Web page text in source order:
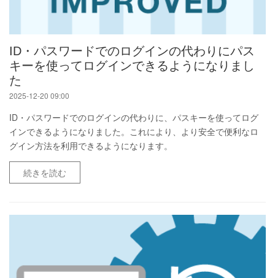
ID・パスワードでのログインの代わりにパス
キーを使ってログインできるようになりまし
た
2025-12-20 09:00
ID・パスワードでのログインの代わりに、パスキーを使ってログ
インできるようになりました。これにより、より安全で便利なロ
グイン方法を利用できるようになります。
続きを読む